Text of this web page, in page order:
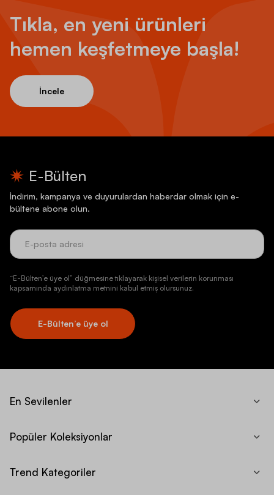
Tıkla, en yeni ürünleri
hemen keşfetmeye başla!
İncele
E-Bülten
İndirim, kampanya ve duyurulardan haberdar olmak için e-
bültene abone olun.
“E-Bülten’e üye ol” düğmesine tıklayarak kişisel verilerin korunması
kapsamında aydınlatma metnini kabul etmiş olursunuz.
E-Bülten’e üye ol
En Sevilenler
Popüler Koleksiyonlar
Trend Kategoriler